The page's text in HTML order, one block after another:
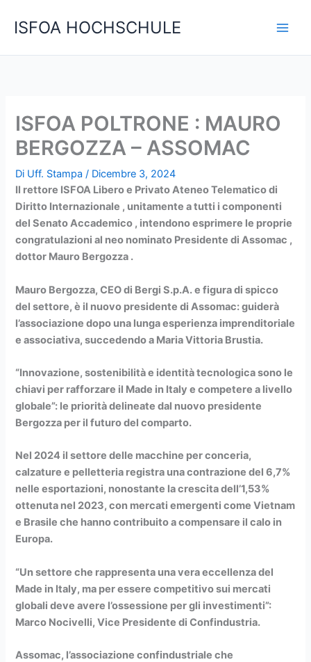
ISFOA HOCHSCHULE
ISFOA POLTRONE : MAURO
BERGOZZA – ASSOMAC
Di Uff. Stampa/ Dicembre 3, 2024
Il rettore ISFOA Libero e Privato Ateneo Telematico di
Diritto Internazionale , unitamente a tutti i componenti
del Senato Accademico , intendono esprimere le proprie
congratulazioni al neo nominato Presidente di Assomac ,
dottor Mauro Bergozza .
Mauro Bergozza, CEO di Bergi S.p.A. e figura di spicco
del settore, è il nuovo presidente di Assomac: guiderà
l’associazione dopo una lunga esperienza imprenditoriale
e associativa, succedendo a Maria Vittoria Brustia.
“Innovazione, sostenibilità e identità tecnologica sono le
chiavi per rafforzare il Made in Italy e competere a livello
globale”: le priorità delineate dal nuovo presidente
Bergozza per il futuro del comparto.
Nel 2024 il settore delle macchine per conceria,
calzature e pelletteria registra una contrazione del 6,7%
nelle esportazioni, nonostante la crescita dell’1,53%
ottenuta nel 2023, con mercati emergenti come Vietnam
e Brasile che hanno contribuito a compensare il calo in
Europa.
“Un settore che rappresenta una vera eccellenza del
Made in Italy, ma per essere competitivo sui mercati
globali deve avere l’ossessione per gli investimenti”:
Marco Nocivelli, Vice Presidente di Confindustria.
Assomac, l’associazione confindustriale che
e